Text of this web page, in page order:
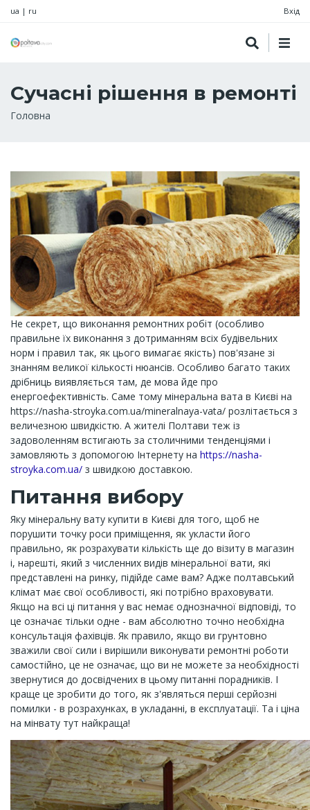
ua | ru Вхід
Сучасні рішення в ремонті
Рядок
Головна
Не секрет, що виконання ремонтних робіт (особливо
правильне їх виконання з дотриманням всіх будівельних
норм і правил так, як цього вимагає якість) пов'язане зі
знанням великої кількості нюансів. Особливо багато таких
дрібниць виявляється там, де мова йде про
енергоефективність. Саме тому мінеральна вата в Києві на
https://nasha-stroyka.com.ua/mineralnaya-vata/ розлітається з
величезною швидкістю. А жителі Полтави теж із
задоволенням встигають за столичними тенденціями і
замовляють з допомогою Інтернету на https://nasha-
stroyka.com.ua/ з швидкою доставкою.
Питання вибору
Яку мінеральну вату купити в Києві для того, щоб не
порушити точку роси приміщення, як укласти його
правильно, як розрахувати кількість ще до візиту в магазин
і, нарешті, який з численних видів мінеральної вати, які
представлені на ринку, підійде саме вам? Адже полтавський
клімат має свої особливості, які потрібно враховувати.
Якщо на всі ці питання у вас немає однозначної відповіді, то
це означає тільки одне - вам абсолютно точно необхідна
консультація фахівців. Як правило, якщо ви грунтовно
зважили свої сили і вирішили виконувати ремонтні роботи
самостійно, це не означає, що ви не можете за необхідності
звернутися до досвідчених в цьому питанні порадників. І
краще це зробити до того, як з'являться перші серйозні
помилки - в розрахунках, в укладанні, в експлуатації. Та і ціна
на мінвату тут найкраща!